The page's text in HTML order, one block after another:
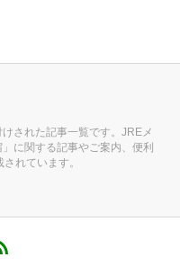
けされた記事一覧です。JREメ
に関する記事やご案内、便利
れています。